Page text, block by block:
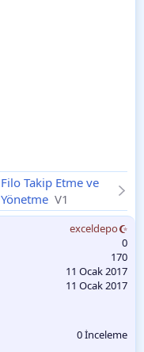
Filo Takip Etme ve
Yönetme V1
exceldepo
0
170
11 Ocak 2017
11 Ocak 2017
0 İnceleme